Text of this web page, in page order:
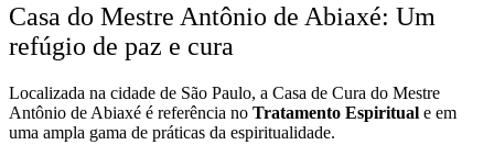
Casa do Mestre Antônio de Abiaxé: Um
refúgio de paz e cura
Localizada na cidade de São Paulo, a Casa de Cura do Mestre
Antônio de Abiaxé é referência no Tratamento Espiritual e em
uma ampla gama de práticas da espiritualidade.